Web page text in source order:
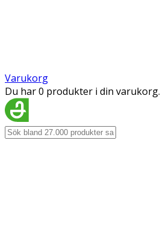
Varukorg
Du har 0 produkter i din varukorg.